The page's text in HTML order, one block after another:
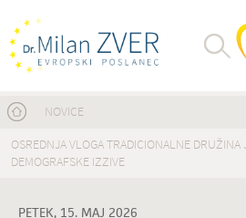
Nahajate se tukaj
NOVICE
OSREDNJA VLOGA TRADICIONALNE DRUŽINA
DEMOGRAFSKE IZZIVE
PETEK, 15. MAJ 2026